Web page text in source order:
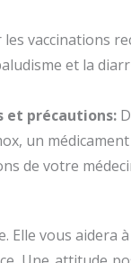
vaccinations
et la
et précautions:
un
de votre
vous aidera